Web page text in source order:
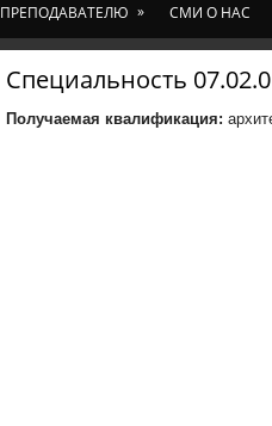
ПРЕПОДАВАТЕЛЮ » СМИ О НАС
Специальность
Получаемая квалификация: